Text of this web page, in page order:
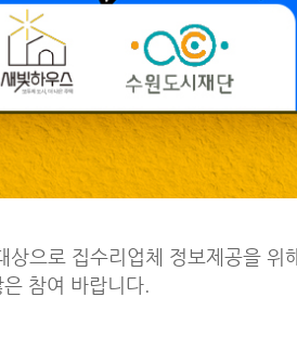
으로 집수리업체 정보제공을 위
참여 바랍니다.